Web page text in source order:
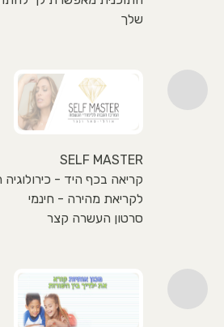
שלך
SELF MASTER
לקריאת מהירה - חינמי
סרטון העשרה קצר